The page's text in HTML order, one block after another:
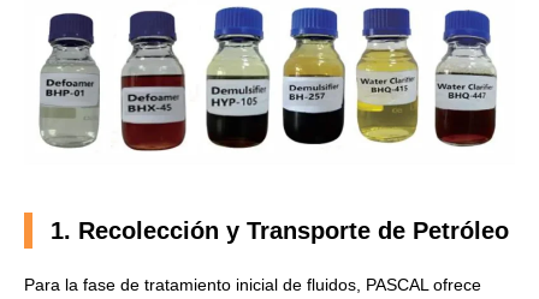
1. Recolección y Transporte de Petróleo
Para la fase de tratamiento inicial de fluidos, PASCAL ofrece